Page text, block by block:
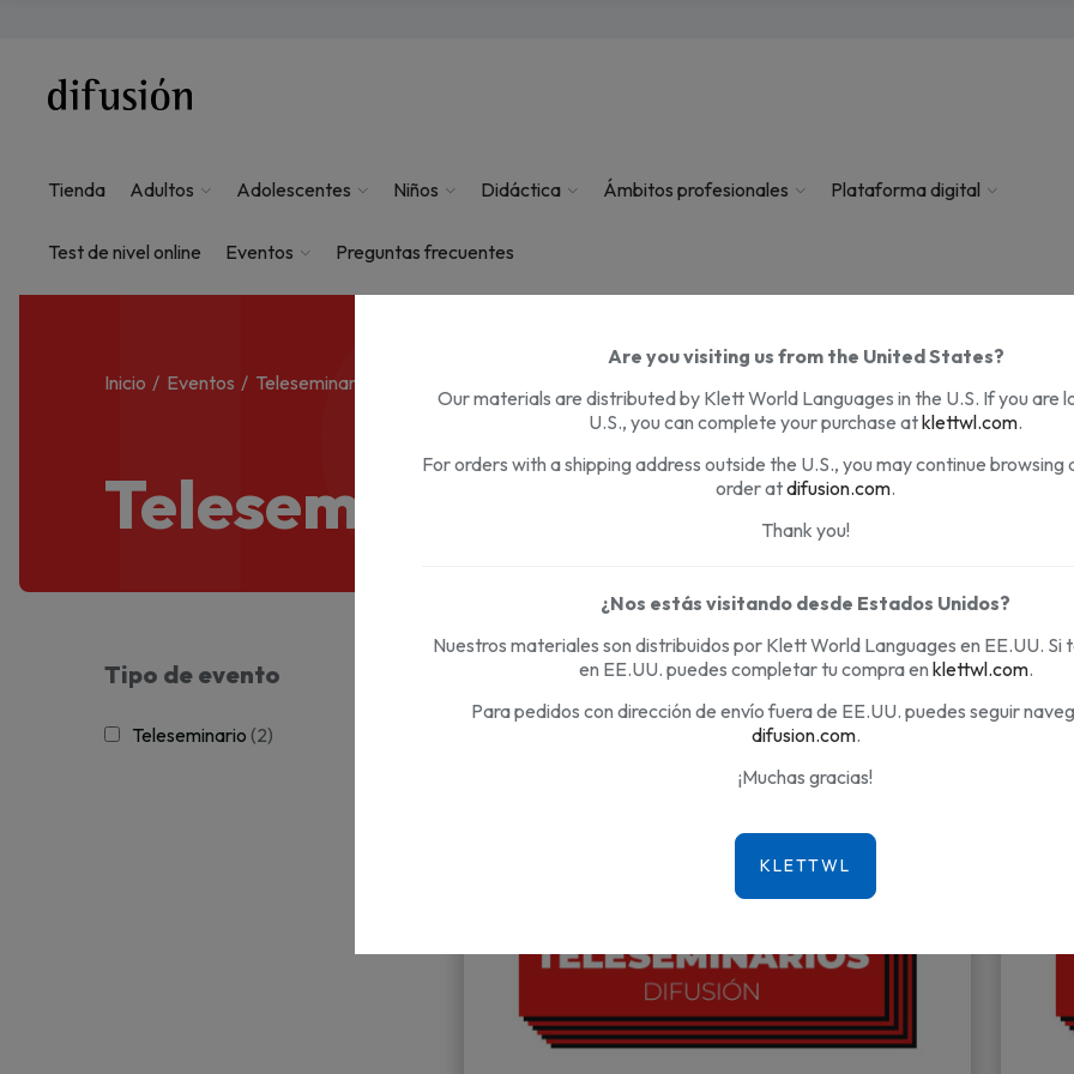
Tienda Adultos Adolescentes Niños Didáctica Ámbitos profesionales Plataforma digital
Test de nivel online Eventos Preguntas frecuentes
Inicio Eventos Teleseminario
Teleseminario
Tipo de evento
Teleseminario (2)
Are you visiting us from the United States?
Our materials are distributed by Klett World Languages in the U.S. If you are
U.S., you can complete your purchase atklettwl.com.
For orders with a shipping address outside the U.S., you may continue browsing
order atdifusion.com.
Thank you!
¿Nos estás visitando desde Estados Unidos?
Nuestros materiales son distribuidos por Klett World Languages en EE.UU. Si
en EE.UU. puedes completar tu compra en klettwl.com.
Para pedidos con dirección de envío fuera de EE.UU. puedes seguir
difusion.com.
¡Muchas gracias!